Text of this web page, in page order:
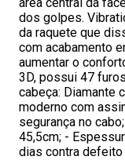
dos golpes.
da raquete que
com acabamento
aumentar o
3D, possui 47
cabeça: Diamante
moderno com
segurança no
45,5cm; -
dias contra defeito